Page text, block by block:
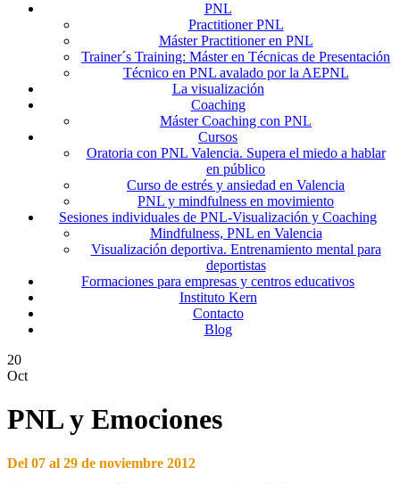
PNL
Practitioner PNL
Máster Practitioner en PNL
Trainer´s Training: Máster en Técnicas de Presentación
Técnico en PNL avalado por la AEPNL
La visualización
Coaching
Máster Coaching con PNL
Cursos
Oratoria con PNL Valencia. Supera el miedo a hablar
en público
Curso de estrés y ansiedad en Valencia
PNL y mindfulness en movimiento
Sesiones individuales de PNL-Visualización y Coaching
Mindfulness, PNL en Valencia
Visualización deportiva. Entrenamiento mental para
deportistas
Formaciones para empresas y centros educativos
Instituto Kern
Contacto
Blog
20
Oct
PNL y Emociones
Del 07 al 29 de noviembre 2012